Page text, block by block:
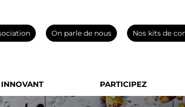
On parle de nous Nos kits de
PARTICIPEZ